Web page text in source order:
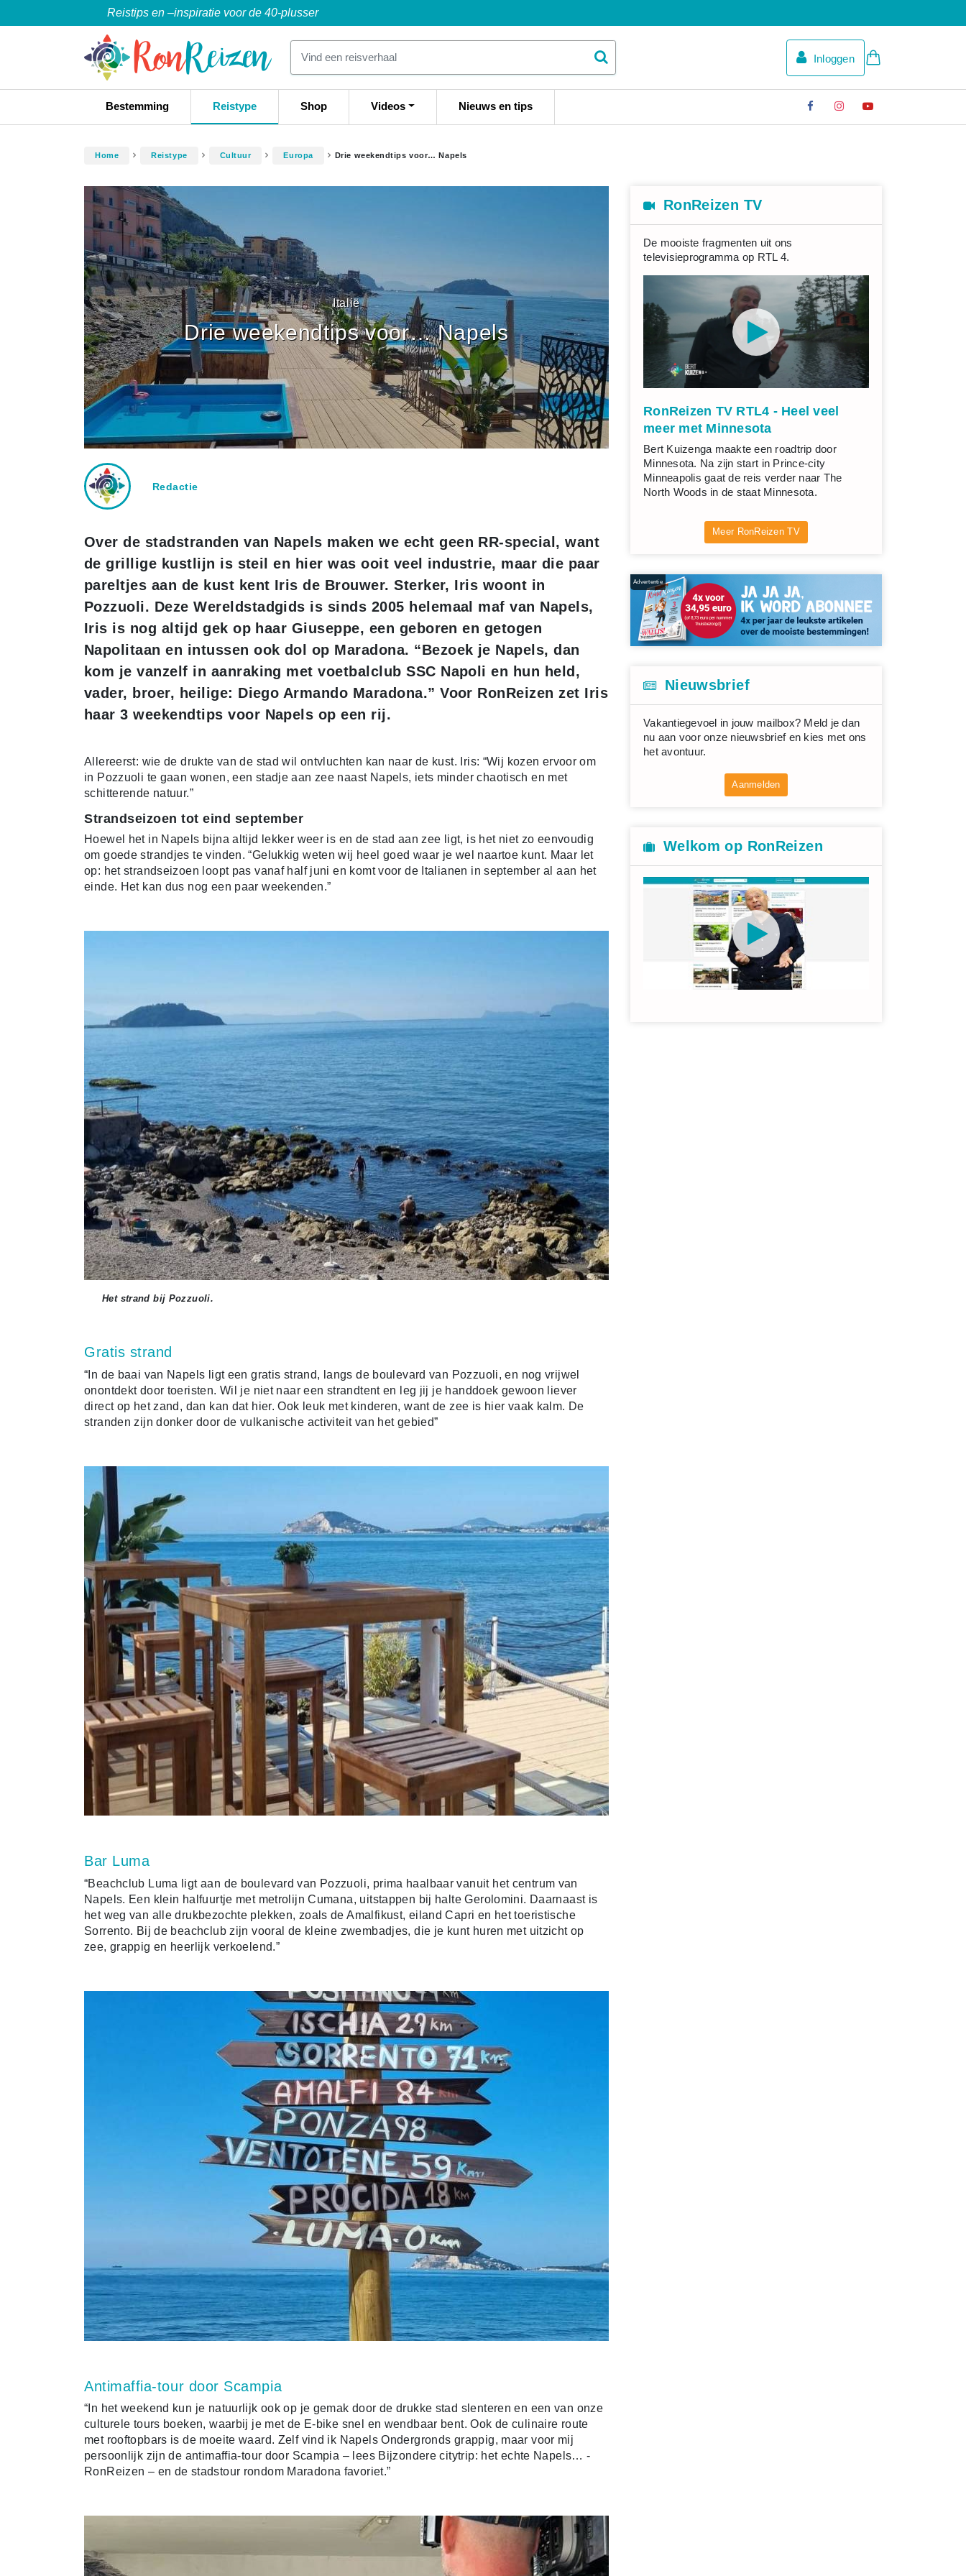
Reistips en –inspiratie voor de 40-plusser
Inloggen
Bestemming Reistype Shop Videos Nieuws en tips
Home Reistype Cultuur Europa Drie weekendtips voor… Napels
Italië
Drie weekendtips voor… Napels
Redactie
Over de stadstranden van Napels maken we echt geen RR-special, want
de grillige kustlijn is steil en hier was ooit veel industrie, maar die paar
pareltjes aan de kust kent Iris de Brouwer. Sterker, Iris woont in
Pozzuoli. Deze Wereldstadgids is sinds 2005 helemaal maf van Napels,
Iris is nog altijd gek op haar Giuseppe, een geboren en getogen
Napolitaan en intussen ook dol op Maradona. “Bezoek je Napels, dan
kom je vanzelf in aanraking met voetbalclub SSC Napoli en hun held,
vader, broer, heilige: Diego Armando Maradona.” Voor RonReizen zet Iris
haar 3 weekendtips voor Napels op een rij.
Allereerst: wie de drukte van de stad wil ontvluchten kan naar de kust. Iris: “Wij kozen ervoor om
in Pozzuoli te gaan wonen, een stadje aan zee naast Napels, iets minder chaotisch en met
schitterende natuur.”
Strandseizoen tot eind september
Hoewel het in Napels bijna altijd lekker weer is en de stad aan zee ligt, is het niet zo eenvoudig
om goede strandjes te vinden. “Gelukkig weten wij heel goed waar je wel naartoe kunt. Maar let
op: het strandseizoen loopt pas vanaf half juni en komt voor de Italianen in september al aan het
einde. Het kan dus nog een paar weekenden.”
Het strand bij Pozzuoli.
Gratis strand
“In de baai van Napels ligt een gratis strand, langs de boulevard van Pozzuoli, en nog vrijwel
onontdekt door toeristen. Wil je niet naar een strandtent en leg jij je handdoek gewoon liever
direct op het zand, dan kan dat hier. Ook leuk met kinderen, want de zee is hier vaak kalm. De
stranden zijn donker door de vulkanische activiteit van het gebied”
Bar Luma
“Beachclub Luma ligt aan de boulevard van Pozzuoli, prima haalbaar vanuit het centrum van
Napels. Een klein halfuurtje met metrolijn Cumana, uitstappen bij halte Gerolomini. Daarnaast is
het weg van alle drukbezochte plekken, zoals de Amalfikust, eiland Capri en het toeristische
Sorrento. Bij de beachclub zijn vooral de kleine zwembadjes, die je kunt huren met uitzicht op
zee, grappig en heerlijk verkoelend.”
Antimaffia-tour door Scampia
“In het weekend kun je natuurlijk ook op je gemak door de drukke stad slenteren en een van onze
culturele tours boeken, waarbij je met de E-bike snel en wendbaar bent. Ook de culinaire route
met rooftopbars is de moeite waard. Zelf vind ik Napels Ondergronds grappig, maar voor mij
persoonlijk zijn de antimaffia-tour door Scampia – lees Bijzondere citytrip: het echte Napels… -
RonReizen – en de stadstour rondom Maradona favoriet.”
RonReizen TV
De mooiste fragmenten uit ons
televisieprogramma op RTL 4.
RonReizen TV RTL4 - Heel veel
meer met Minnesota
Bert Kuizenga maakte een roadtrip door
Minnesota. Na zijn start in Prince-city
Minneapolis gaat de reis verder naar The
North Woods in de staat Minnesota.
Meer RonReizen TV
Advertentie
Nieuwsbrief
Vakantiegevoel in jouw mailbox? Meld je dan
nu aan voor onze nieuwsbrief en kies met ons
het avontuur.
Aanmelden
Welkom op RonReizen